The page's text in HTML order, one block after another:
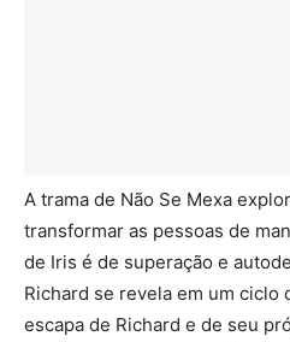
A trama de Não Se Mexa
transformar as pessoas de
de Iris é de superação e
Richard se revela em um ciclo
escapa de Richard e de seu